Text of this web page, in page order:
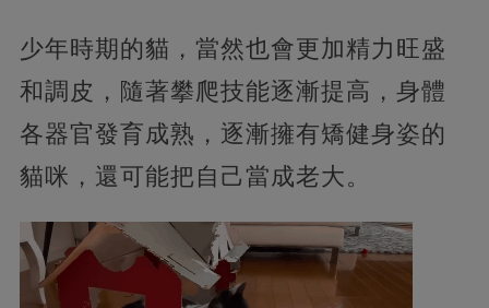
少年時期的貓，當然也會更加精力旺盛
和調皮，隨著攀爬技能逐漸提高，身體
各器官發育成熟，逐漸擁有矯健身姿的
貓咪，還可能把自己當成老大。